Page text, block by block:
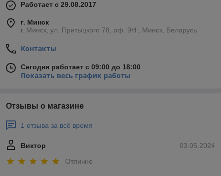
Работает с 29.08.2017
г. Минск
г. Минск, ул. Притыцкого 78, оф. 9Н , Минск, Беларусь
Контакты
Сегодня работает с 09:00 до 18:00
Показать весь график работы
Отзывы о магазине
1 отзыва за всё время
03.05.2024
Виктор
Отлично